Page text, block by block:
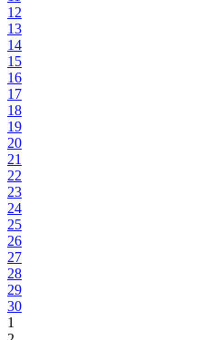
12
13
14
15
16
17
18
19
20
21
22
23
24
25
26
27
28
29
30
1